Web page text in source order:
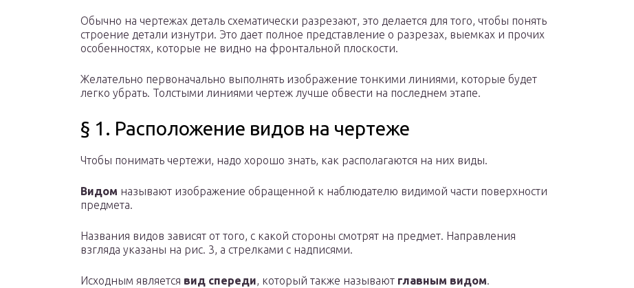
Обычно на чертежах деталь схематически разрезают, это делается для того, чтобы понять
строение детали изнутри. Это дает полное представление о разрезах, выемках и прочих
особенностях, которые не видно на фронтальной плоскости.
Желательно первоначально выполнять изображение тонкими линиями, которые будет
легко убрать. Толстыми линиями чертеж лучше обвести на последнем этапе.
§ 1. Расположение видов на чертеже
Чтобы понимать чертежи, надо хорошо знать, как располагаются на них виды.
Видом называют изображение обращенной к наблюдателю видимой части поверхности
предмета.
Названия видов зависят от того, с какой стороны смотрят на предмет. Направления
взгляда указаны на рис. 3, а стрелками с надписями.
Исходным является вид спереди, который также называют главным видом.